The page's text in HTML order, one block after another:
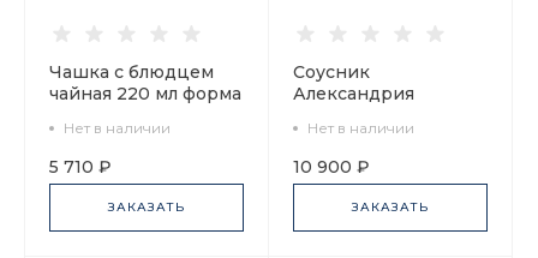
Чашка с блюдцем
чайная 220 мл форма
Классика Петербурга
52% №3 арт.
81.18104.00.1
Нет в наличии
5 710 ₽
ЗАКАЗАТЬ
Соусник
Александрия
200 г арт.
80.52026.00.1
Нет в наличии
10 900 ₽
ЗАКАЗАТЬ